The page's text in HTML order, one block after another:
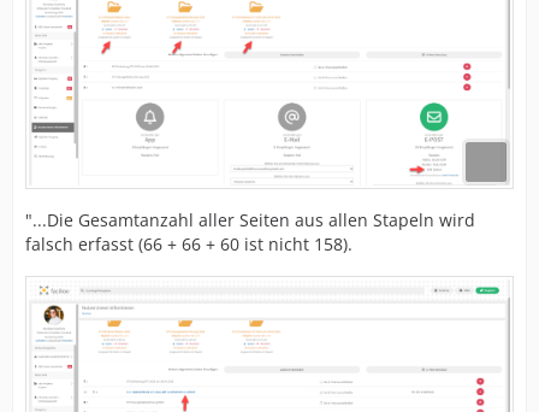
"...Die Gesamtanzahl aller Seiten aus allen Stapeln wird
falsch erfasst (66 + 66 + 60 ist nicht 158).